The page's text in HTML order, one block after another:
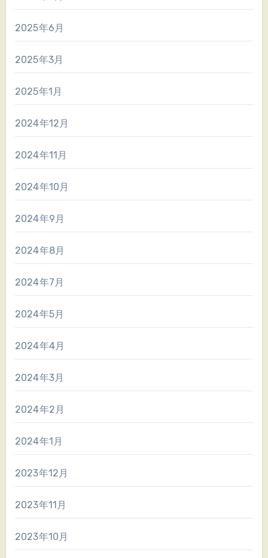
2025年6月
2025年3月
2025年1月
2024年12月
2024年11月
2024年10月
2024年9月
2024年8月
2024年7月
2024年5月
2024年4月
2024年3月
2024年2月
2024年1月
2023年12月
2023年11月
2023年10月